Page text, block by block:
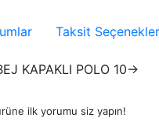
Taksit
KAPAKLI POLO 10->
ilk yorumu siz yapın!